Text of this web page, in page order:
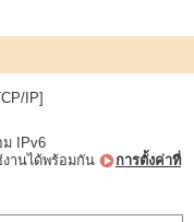
IP]
ม IPv6
านได้พร้อมกัน
การตั้งค่าที่